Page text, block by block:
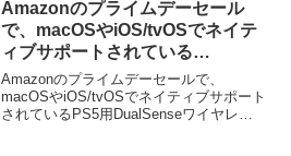
Amazonのプライムデーセール
で、macOSやiOS/tvOSでネイテ
ィブサポートされている
「DualSenseワイヤレスコントロ
ーラー」やサポート予定のハンコ
ン「Logitech G29」が特別価格
Amazonのプライムデーセールで、
macOSやiOS/tvOSでネイティブサポート
されているPS5用DualSenseワイヤレス